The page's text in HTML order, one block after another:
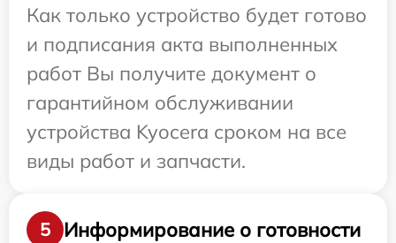
Как только устройство будет готово
и подписания акта выполненных
работ Вы получите документ о
гарантийном обслуживании
устройства Kyocera сроком на все
виды работ и запчасти.
5
Информирование о готовности